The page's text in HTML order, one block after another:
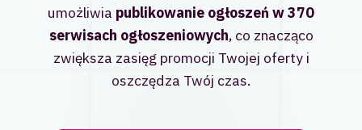
umożliwia publikowanie ogłoszeń w 370
serwisach ogłoszeniowych, co znacząco
zwiększa zasięg promocji Twojej oferty i
oszczędza Twój czas.